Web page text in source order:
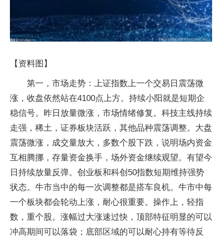
【资料图】
第一，市场走势：上证指数上一个交易日震荡微
涨，收盘依然站在4100点上方。持续小阳就是短期企
稳信号。昨日放量微涨，市场情绪修复。科技主线持续
走强，稀土，证券板块活跃，其他品种震荡调整。大盘
震荡微涨，成交量放大，多数个股下跌，说明场内资金
互相腾挪，存量资金换手，场外资金继续观望。有望今
日持续放量反弹。创业板和科创50指数短期维持强势
状态。牛市当中的每一次调整都是搭车良机。牛市中每
一个板块都会轮动上涨，耐心很重要。操作上，轻指
数，重个股。涨幅过大涨速过快，顶部特征明显的可以
冲高期间可以落袋；底部区域的可以耐心持有等待反